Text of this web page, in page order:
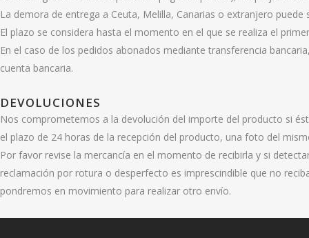
La demora de entrega a Ceuta, Melilla, Canarias o extranjero puede
El plazo se considera hasta el momento en el que se realiza el
En el caso de los pedidos abonados mediante transferencia
cuenta bancaria.
DEVOLUCIONES
Nos comprometemos a la devolución del importe del producto si
el plazo de 24 horas de la recepción del producto, una foto del
Por favor revise la mercancía en el momento de recibirla y si
reclamación por rotura o desperfecto es imprescindible que no
pondremos en movimiento para realizar otro envío.